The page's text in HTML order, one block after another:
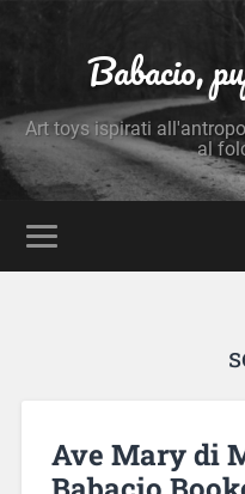
Babacio,
Art toys ispirati
al
Ave Mary di